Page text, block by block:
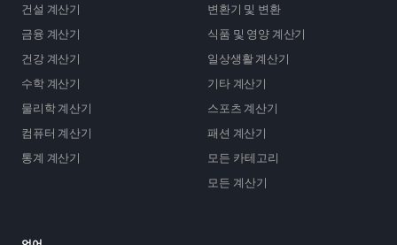
건설 계산기
변환기 및 변환
금융 계산기
식품 및 영양 계산기
건강 계산기
일상생활 계산기
수학 계산기
기타 계산기
물리학 계산기
스포츠 계산기
컴퓨터 계산기
패션 계산기
통계 계산기
모든 카테고리
모든 계산기